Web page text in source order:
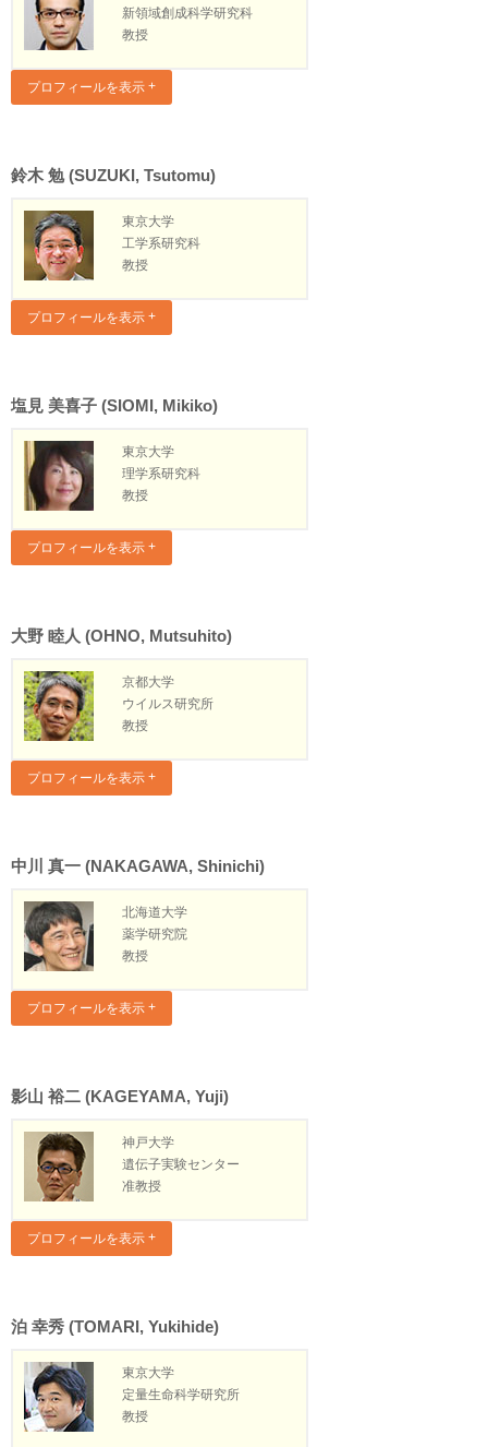
新領域創成科学研究科
教授
プロフィールを表示
鈴木 勉 (SUZUKI, Tsutomu)
東京大学
工学系研究科
教授
プロフィールを表示
塩見 美喜子 (SIOMI, Mikiko)
東京大学
理学系研究科
教授
プロフィールを表示
大野 睦人 (OHNO, Mutsuhito)
京都大学
ウイルス研究所
教授
プロフィールを表示
中川 真一 (NAKAGAWA, Shinichi)
北海道大学
薬学研究院
教授
プロフィールを表示
影山 裕二 (KAGEYAMA, Yuji)
神戸大学
遺伝子実験センター
准教授
プロフィールを表示
泊 幸秀 (TOMARI, Yukihide)
東京大学
定量生命科学研究所
教授